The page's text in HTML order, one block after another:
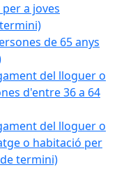
a joves
termini)
de 65 anys
del lloguer o
d'entre 36 a 64
del lloguer o
o habitació per
termini)